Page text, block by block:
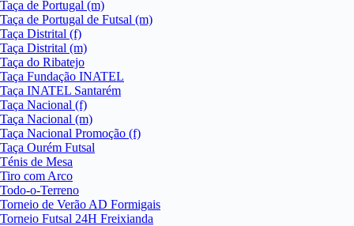
Taça de Portugal (m)
Taça de Portugal de Futsal (m)
Taça Distrital (f)
Taça Distrital (m)
Taça do Ribatejo
Taça Fundação INATEL
Taça INATEL Santarém
Taça Nacional (f)
Taça Nacional (m)
Taça Nacional Promoção (f)
Taça Ourém Futsal
Ténis de Mesa
Tiro com Arco
Todo-o-Terreno
Torneio de Verão AD Formigais
Torneio Futsal 24H Freixianda